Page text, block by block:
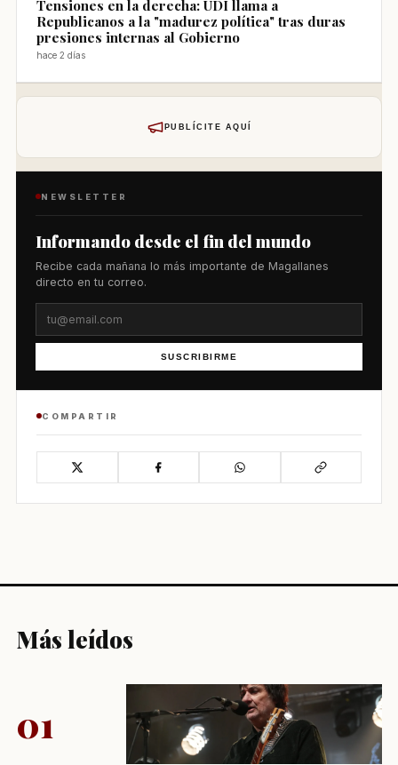
Tensiones en la derecha: UDI llama a
Republicanos a la "madurez política" tras duras
presiones internas al Gobierno
hace 2 días
PUBLÍCITE AQUÍ
NEWSLETTER
Informando desde el fin del mundo
Recibe cada mañana lo más importante de Magallanes
directo en tu correo.
SUSCRIBIRME
COMPARTIR
Más leídos
01